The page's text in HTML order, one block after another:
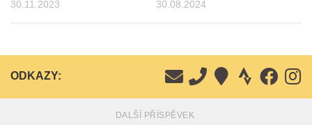
30.11.2023 30.08.2024
ODKAZY:
DALŠÍ PŘÍSPĚVEK